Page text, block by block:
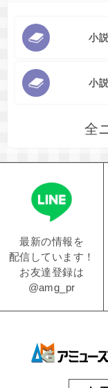
小
小
全
最新の情報を
配信しています！
お友達登録は
@amg_pr